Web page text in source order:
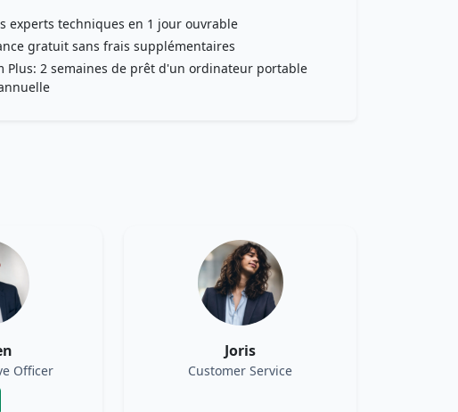
experts techniques en 1 jour ouvrable
gratuit sans frais supplémentaires
Plus: 2 semaines de prêt d'un ordinateur portable
Officer
Joris
Customer Service